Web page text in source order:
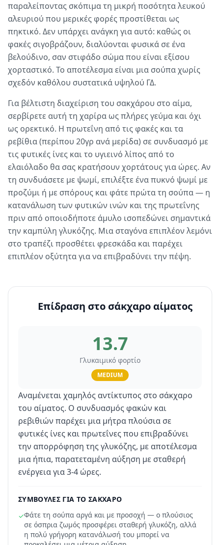
παραλείποντας σκόπιμα τη μικρή ποσότητα λευκού
αλευριού που μερικές φορές προστίθεται ως
πηκτικό. Δεν υπάρχει ανάγκη για αυτό: καθώς οι
φακές σιγοβράζουν, διαλύονται φυσικά σε ένα
βελούδινο, σαν στιφάδο σώμα που είναι εξίσου
χορταστικό. Το αποτέλεσμα είναι μια σούπα χωρίς
σχεδόν καθόλου συστατικά υψηλού ΓΔ.
Για βέλτιστη διαχείριση του σακχάρου στο αίμα,
σερβίρετε αυτή τη χαρίρα ως πλήρες γεύμα και όχι
ως ορεκτικό. Η πρωτεΐνη από τις φακές και τα
ρεβίθια (περίπου 20γρ ανά μερίδα) σε συνδυασμό με
τις φυτικές ίνες και το υγιεινό λίπος από το
ελαιόλαδο θα σας κρατήσουν χορτάτους για ώρες. Αν
τη συνδυάσετε με ψωμί, επιλέξτε ένα πυκνό ψωμί με
προζύμι ή με σπόρους και φάτε πρώτα τη σούπα — η
κατανάλωση των φυτικών ινών και της πρωτεΐνης
πριν από οποιοδήποτε άμυλο ισοπεδώνει σημαντικά
την καμπύλη γλυκόζης. Μια σταγόνα επιπλέον λεμόνι
στο τραπέζι προσθέτει φρεσκάδα και παρέχει
επιπλέον οξύτητα για να επιβραδύνει την πέψη.
Επίδραση στο σάκχαρο αίματος
13.7
Γλυκαιμικό φορτίο
MEDIUM
Αναμένεται χαμηλός αντίκτυπος στο σάκχαρο
του αίματος. Ο συνδυασμός φακών και
ρεβιθιών παρέχει μια μήτρα πλούσια σε
φυτικές ίνες και πρωτεΐνες που επιβραδύνει
την απορρόφηση της γλυκόζης, με αποτέλεσμα
μια ήπια, παρατεταμένη αύξηση με σταθερή
ενέργεια για 3-4 ώρες.
ΣΥΜΒΟΥΛΈΣ ΓΙΑ ΤΟ ΣΆΚΧΑΡΟ
✓Φάτε τη σούπα αργά και με προσοχή — ο πλούσιος
σε όσπρια ζωμός προσφέρει σταθερή γλυκόζη, αλλά
η πολύ γρήγορη κατανάλωσή του μπορεί να